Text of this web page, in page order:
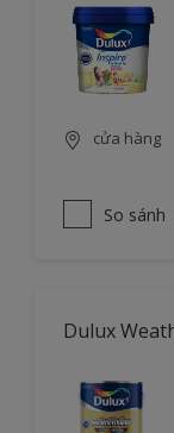
cửa hàng
So sánh
Dulux